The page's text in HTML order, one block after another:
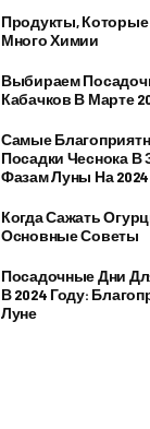
Продукты,
Много Химии
Выбираем
Кабачков В Марте
Самые
Посадки Чеснока
Фазам Луны На
Когда Сажать
Основные Советы
Посадочные Дни
В 2024 Году:
Луне